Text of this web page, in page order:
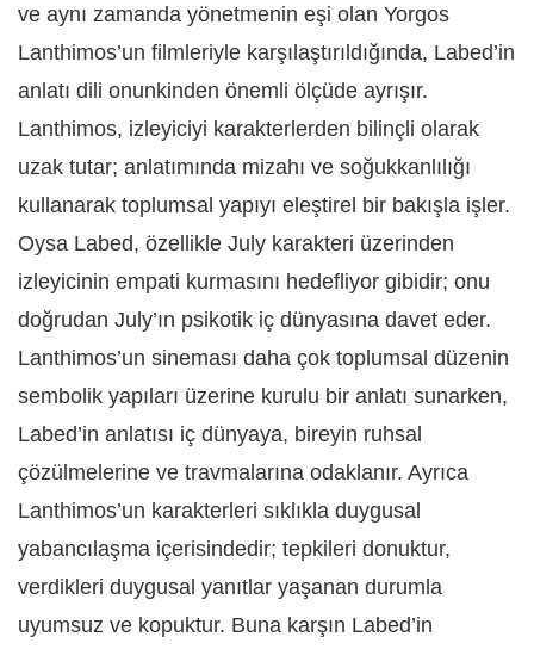
ve aynı zamanda yönetmenin eşi olan Yorgos
Lanthimos’un filmleriyle karşılaştırıldığında, Labed’in
anlatı dili onunkinden önemli ölçüde ayrışır.
Lanthimos, izleyiciyi karakterlerden bilinçli olarak
uzak tutar; anlatımında mizahı ve soğukkanlılığı
kullanarak toplumsal yapıyı eleştirel bir bakışla işler.
Oysa Labed, özellikle July karakteri üzerinden
izleyicinin empati kurmasını hedefliyor gibidir; onu
doğrudan July’ın psikotik iç dünyasına davet eder.
Lanthimos’un sineması daha çok toplumsal düzenin
sembolik yapıları üzerine kurulu bir anlatı sunarken,
Labed’in anlatısı iç dünyaya, bireyin ruhsal
çözülmelerine ve travmalarına odaklanır. Ayrıca
Lanthimos’un karakterleri sıklıkla duygusal
yabancılaşma içerisindedir; tepkileri donuktur,
verdikleri duygusal yanıtlar yaşanan durumla
uyumsuz ve kopuktur. Buna karşın Labed’in